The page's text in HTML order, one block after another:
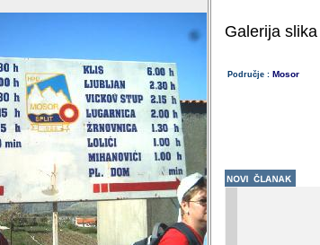
Galerija
Područje : Mosor